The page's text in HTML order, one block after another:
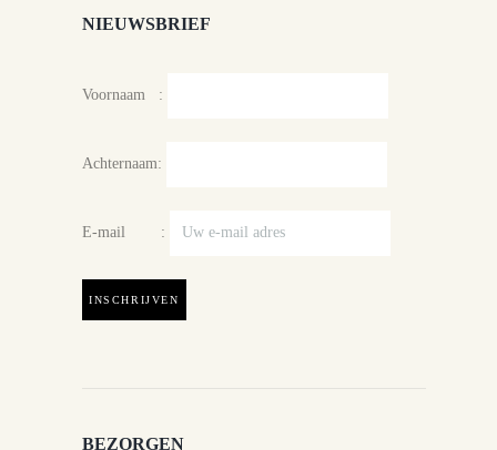
NIEUWSBRIEF
Voornaam :
Achternaam:
E-mail :
BEZORGEN